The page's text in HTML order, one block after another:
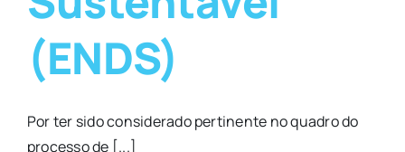
(ENDS)
Por ter sido considerado pertinente no quadro do
processo de [...]